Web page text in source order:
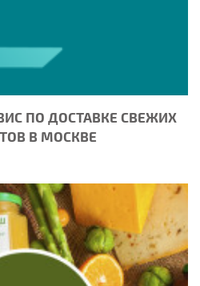
ПО ДОСТАВКЕ СВЕЖИХ
В МОСКВЕ